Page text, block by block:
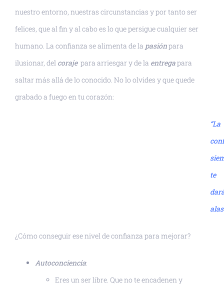
nuestro entorno, nuestras circunstancias y por tanto ser
felices, que al fin y al cabo es lo que persigue cualquier ser
humano. La confianza se alimenta de la pasiónpara
ilusionar, del corajepara arriesgar y de la entregapara
saltar más allá de lo conocido. No lo olvides y que quede
grabado a fuego en tu corazón:
“La
te
¿Cómo conseguir ese nivel de confianza para mejorar?
Autoconciencia:
Eres un ser libre. Que no te encadenen y